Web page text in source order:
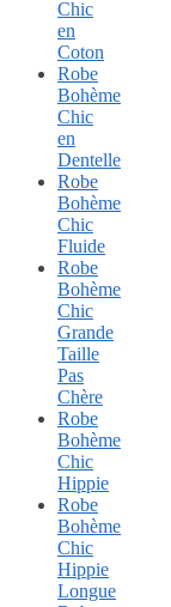
Chic
en
Coton
Robe
Bohème
Chic
en
Dentelle
Robe
Bohème
Chic
Fluide
Robe
Bohème
Chic
Grande
Taille
Pas
Chère
Robe
Bohème
Chic
Hippie
Robe
Bohème
Chic
Hippie
Longue